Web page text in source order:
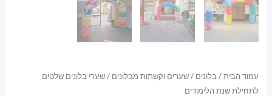
עמוד הבית/ בלונים /שערים וקשתות מבלונים / שערי בלונים שלטים
לתחילת שנת הלימודים